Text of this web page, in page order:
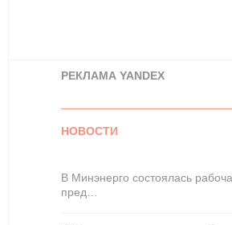
РЕКЛАМА YANDEX
НОВОСТИ
В Минэнерго состоялась
пред…